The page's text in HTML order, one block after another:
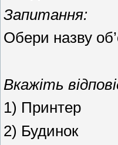
Запитання:
Обери назву
Вкажіть
1) Принтер
2) Будинок